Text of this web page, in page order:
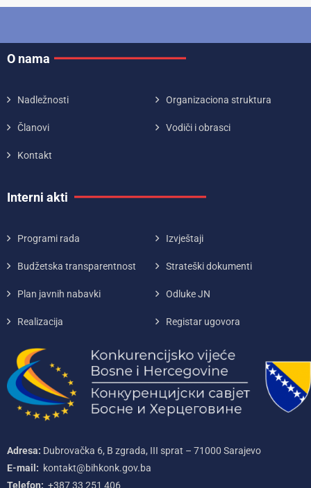
O nama
Nadležnosti Organizaciona struktura
Članovi Vodiči i obrasci
Kontakt
Interni akti
Programi rada Izvještaji
Budžetska transparentnost Strateški dokumenti
Plan javnih nabavki Odluke JN
Realizacija Registar ugovora
Adresa: Dubrovačka 6, B zgrada, III sprat – 71000‌ Sarajevo
E-mail: kontakt@bihkonk.gov.ba
Telefon: +387‌ 33‌ 251‌ 406